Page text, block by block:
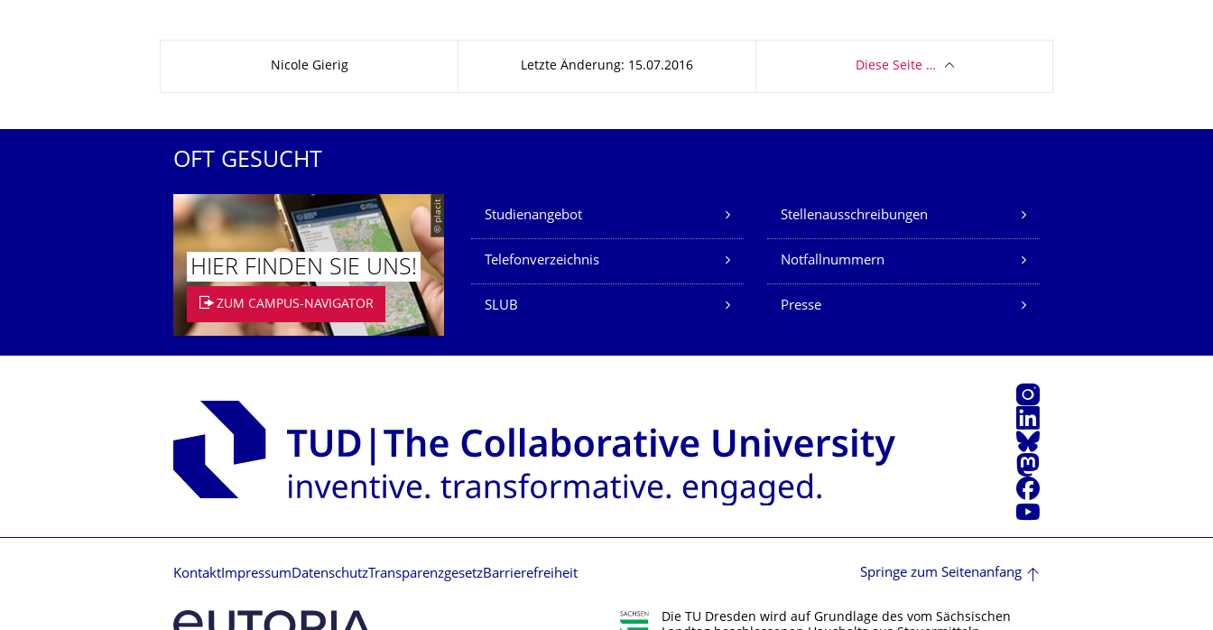
Nicole Gierig Letzte Änderung: 15.07.2016 Diese Seite …
OFT GESUCHT
© placit
HIER FINDEN SIE UNS!
ZUM CAMPUS-NAVIGATOR
Unsere Dienste
Studienangebot Stellenausschreibungen
Telefonverzeichnis Notfallnummern
SLUB Presse
Instagram
LinkedIn
Bluesky
Mastodon
Facebook
Youtube
Kontakt Impressum DatenschutzTransparenzgesetzBarrierefreiheit Springe zum Seitenanfang
Die TU Dresden wird auf Grundlage des vom Sächsischen